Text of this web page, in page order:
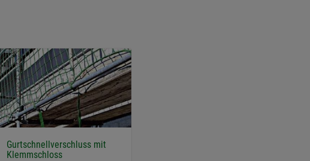
Gurtschnellverschluss mit
Klemmschloss